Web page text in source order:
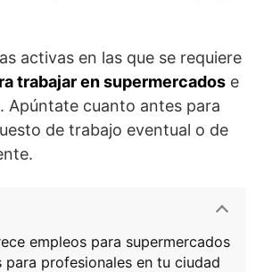
activas en las que se requiere
trabajar en supermercados e
Apúntate cuanto antes para
de trabajo eventual o de
empleos para supermercados
para profesionales en tu ciudad